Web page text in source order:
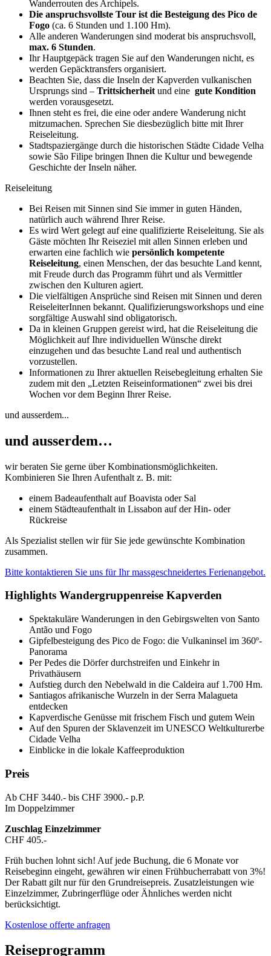
Wanderrouten des Archipels.
Die anspruchsvollste Tour ist die Besteigung des Pico de
Fogo (ca. 6 Stunden und 1.100 Hm).
Alle anderen Wanderungen sind moderat bis anspruchsvoll,
max. 6 Stunden.
Ihr Hauptgepäck tragen Sie auf den Wanderungen nicht, es
werden Gepäcktransfers organisiert.
Beachten Sie, dass die Inseln der Kapverden vulkanischen
Ursprungs sind – Trittsicherheit und eine gute Kondition
werden vorausgesetzt.
Ihnen steht es frei, die eine oder andere Wanderung nicht
mitzumachen. Sprechen Sie diesbezüglich bitte mit Ihrer
Reiseleitung.
Stadtspaziergänge durch die historischen Städte Cidade Velha
sowie São Filipe bringen Ihnen die Kultur und bewegende
Geschichte der Inseln näher.
Reiseleitung
Bei Reisen mit Sinnen sind Sie immer in guten Händen,
natürlich auch während Ihrer Reise.
Es wird Wert gelegt auf eine qualifizierte Reiseleitung. Sie als
Gäste möchten Ihr Reiseziel mit allen Sinnen erleben und
erwarten eine fachlich wie persönlich kompetente
Reiseleitung, einen Menschen, der das besuchte Land kennt,
mit Freude durch das Programm führt und als Vermittler
zwischen den Kulturen agiert.
Die vielfältigen Ansprüche sind Reisen mit Sinnen und deren
ReiseleiterInnen bekannt. Qualifizierungsworkshops und eine
sorgfältige Auswahl sind obligatorisch.
Da in kleinen Gruppen gereist wird, hat die Reiseleitung die
Möglichkeit auf Ihre individuellen Wünsche direkt
einzugehen und das besuchte Land real und authentisch
vorzustellen.
Informationen zu Ihrer aktuellen Reisebegleitung erhalten Sie
zudem mit den „Letzten Reiseinformationen“ zwei bis drei
Wochen vor dem Beginn Ihrer Reise.
und ausserdem...
und ausserdem…
wir beraten Sie gerne über Kombinationsmöglichkeiten.
Kombinieren Sie Ihren Aufenthalt z. B. mit:
einem Badeaufenthalt auf Boavista oder Sal
einem Städteaufenthalt in Lissabon auf der Hin- oder
Rückreise
Als Spezialist stellen wir für Sie jede gewünschte Kombination
zusammen.
Bitte kontaktieren Sie uns für Ihr massgeschneidertes Ferienangebot.
Highlights Wandergruppenreise Kapverden
Spektakuläre Wanderungen in den Gebirgswelten von Santo
Antão und Fogo
Gipfelbesteigung des Pico de Fogo: die Vulkaninsel im 360º-
Panorama
Per Pedes die Dörfer durchstreifen und Einkehr in
Privathäusern
Aufstieg durch den Nebelwald in die Caldeira auf 1.700 Hm.
Santiagos afrikanische Wurzeln in der Serra Malagueta
entdecken
Kapverdische Genüsse mit frischem Fisch und gutem Wein
Auf den Spuren der Sklavenzeit im UNESCO Weltkulturerbe
Cidade Velha
Einblicke in die lokale Kaffeeproduktion
Preis
Ab CHF 3440.- bis CHF 3900.- p.P.
Im Doppelzimmer
Zuschlag Einzelzimmer
CHF 405.-
Früh buchen lohnt sich! Auf jede Buchung, die 6 Monate vor
Reisebeginn eingeht, gewähren wir einen Frühbucherrabatt von 3%!
Der Rabatt gilt nur für den Grundreisepreis. Zusatzleistungen wie
Einzelzimmer, Zubringerflüge oder Ähnliches werden nicht
berücksichtigt.
Kostenlose offerte anfragen
Reiseprogramm